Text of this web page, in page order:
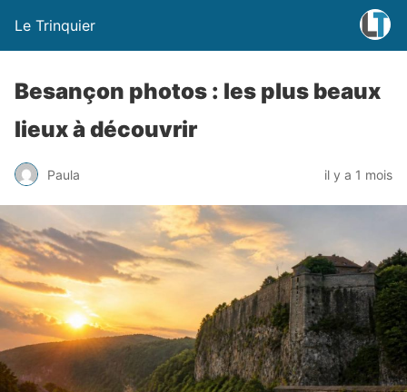
Le Trinquier
Besançon photos : les plus beaux
lieux à découvrir
Paula il y a 1 mois